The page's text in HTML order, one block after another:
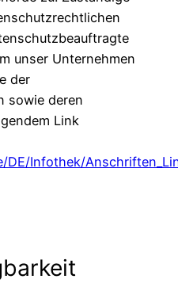
unser Unternehmen
der
sowie deren
Link
DE/Infothek/